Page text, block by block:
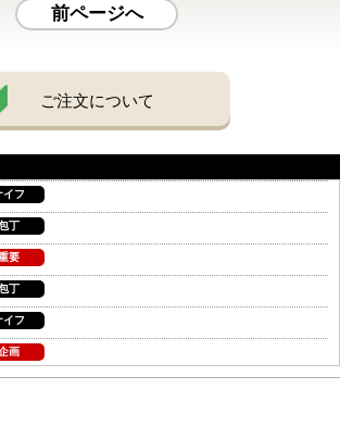
前ページへ
ご注文について